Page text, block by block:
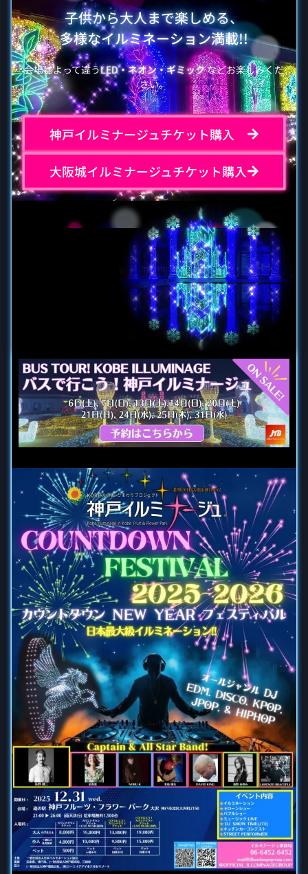
子供から大人まで楽しめる、
多様なイルミネーション満載!!
会場によって違うLED・ネオン・ギミックなどお楽しみくだ
さい。
神戸イルミナージュチケット購入
大阪城イルミナージュチケット購入